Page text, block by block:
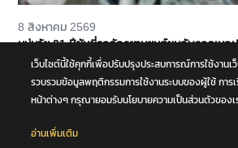
8 สิงหาคม 2569
หนุ่มวัย 21 ปีขับขี่รถจักรยานยนต์ชนกับรถอเนก
ถนนพุทธมณฑล สาย 4 จ.นครปฐม
เว็บไซต์นี้ใช้คุกกี้เพื่อปรับปรุงประสบการณ์การใช้งานเ
รวบรวมข้อมูลพฤติกรรมการใช้งานระบบของผู้ใช้ การเ
หน้าต่างๆ กรุณายอมรับนโยบายความเป็นส่วนตัวของเ
อ่านเพิ่มเติม